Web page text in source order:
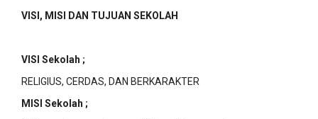
VISI, MISI DAN TUJUAN SEKOLAH
VISI Sekolah ;
RELIGIUS, CERDAS, DAN BERKARAKTER
MISI Sekolah ;